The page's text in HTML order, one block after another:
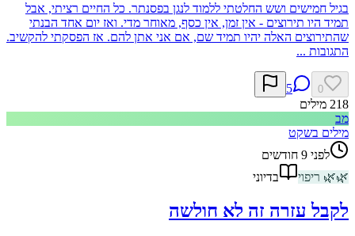
בגיל חמישים ושש החלטתי ללמוד לנגן בפסנתר. כל החיים רציתי, אבל
תמיד היו תירוצים - אין זמן, אין כסף, מאוחר מדי. ואז יום אחד הבנתי
שהתירוצים האלה יהיו תמיד שם, אם אני אתן להם. אז הפסקתי להקשיב.
התגובות ...
0
5
218 מילים
מב
מילים בשקט
לפני 9 חודשים
🌿
🌿 ריפוי בדיוני
לקבל עזרה זה לא חולשה